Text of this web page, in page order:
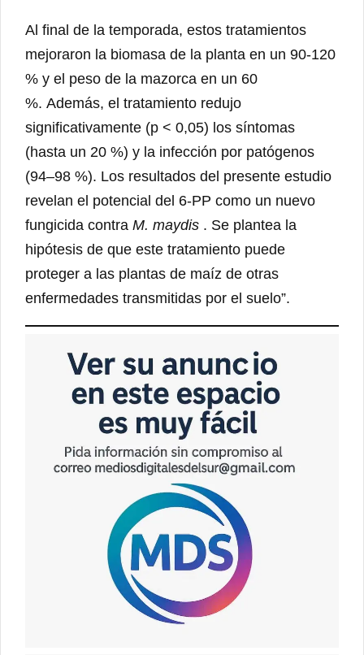
Al final de la temporada, estos tratamientos
mejoraron la biomasa de la planta en un 90-120
% y el peso de la mazorca en un 60
%. Además, el tratamiento redujo
significativamente (p < 0,05) los síntomas
(hasta un 20 %) y la infección por patógenos
(94–98 %). Los resultados del presente estudio
revelan el potencial del 6-PP como un nuevo
fungicida contra M. maydis . Se plantea la
hipótesis de que este tratamiento puede
proteger a las plantas de maíz de otras
enfermedades transmitidas por el suelo”.